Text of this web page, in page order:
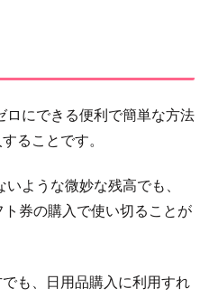
ロにできる便利で簡単な方法
ることです。
ような微妙な残高でも、
券の購入で使い切ることが
も、日用品購入に利用すれ